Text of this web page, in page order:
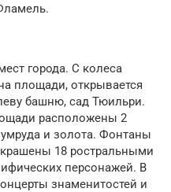
города. С колеса
площади, открывается
башню, сад Тюильри.
расположены 2
и золота. Фонтаны
18 ростральными
персонажей. В
знаменитостей и